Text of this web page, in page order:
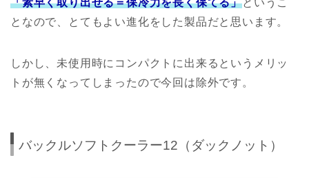
「素早く取り出せる＝保冷力を長く保てる」というこ
となので、とてもよい進化をした製品だと思います。
しかし、未使用時にコンパクトに出来るというメリッ
トが無くなってしまったので今回は除外です。
バックルソフトクーラー12（ダックノット）